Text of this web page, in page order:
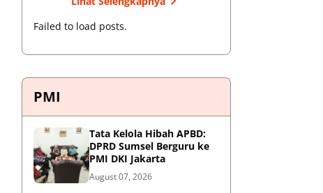
Failed to load posts.
PMI
Tata Kelola Hibah APBD:
DPRD Sumsel Berguru ke
PMI DKI Jakarta
August 07, 2026